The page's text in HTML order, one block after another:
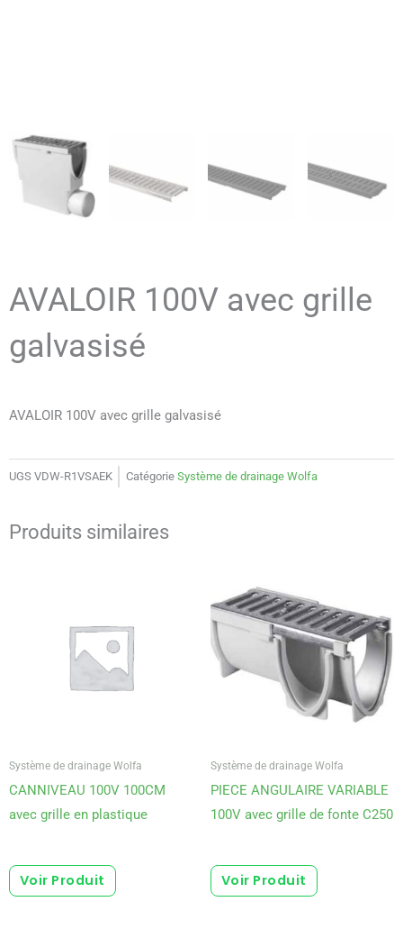
AVALOIR 100V avec grille
galvasisé
AVALOIR 100V avec grille galvasisé
UGS VDW-R1VSAEK Catégorie Système de drainage Wolfa
Produits similaires
Système de drainage Wolfa
CANNIVEAU 100V 100CM
avec grille en plastique
Voir Produit
Système de drainage Wolfa
PIECE ANGULAIRE VARIABLE
100V avec grille de fonte C250
Voir Produit